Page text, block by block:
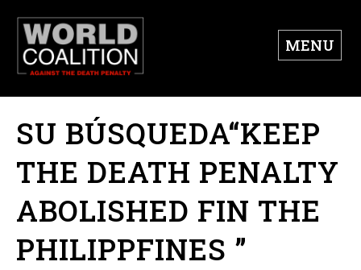
MENU
SU BÚSQUEDA“KEEP
THE DEATH PENALTY
ABOLISHED FIN THE
PHILIPPFINES ”